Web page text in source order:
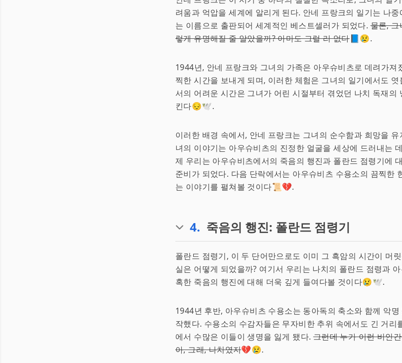
려움과 억압을 세계에 알리게 된다. 안네 프랑크의 일기는 나
는 이름으로 출판되어 세계적인 베스트셀러가 되었다.물론, 그
렇게 유명해질 줄 알았을까? 아마도 그럴 리 없다📘😢.
1944년, 안네 프랑크와 그녀의 가족은 아우슈비츠로 데려가져
찍한 시간을 보내게 되며, 이러한 체험은 그녀의 일기에서도
서의 어려운 시간은 그녀가 어린 시절부터 겪었던 나치 독재의
킨다😔🕊️.
이러한 배경 속에서, 안네 프랑크는 그녀의 순수함과 희망을
녀의 이야기는 아우슈비츠의 진정한 얼굴을 세상에 드러내는
제 우리는 아우슈비츠에서의 죽음의 행진과 폴란드 점령기에
준비가 되었다. 다음 단락에서는 아우슈비츠 수용소의 끔찍한
는 이야기를 펼쳐볼 것이다📜💔.
4. 죽음의 행진: 폴란드 점령기
폴란드 점령기, 이 두 단어만으로도 이미 그 흑암의 시간이 머
실은 어떻게 되었을까? 여기서 우리는 나치의 폴란드 점령과
혹한 죽음의 행진에 대해 더욱 깊게 들여다볼 것이다😢🕊️.
1944년 후반, 아우슈비츠 수용소는 동아독의 축소와 함께 악
작했다. 수용소의 수감자들은 무자비한 추위 속에서도 긴 거리
에서 수많은 이들이 생명을 잃게 됐다.그런데 누가 이런 비인
아, 그래, 나치였지💔😢.